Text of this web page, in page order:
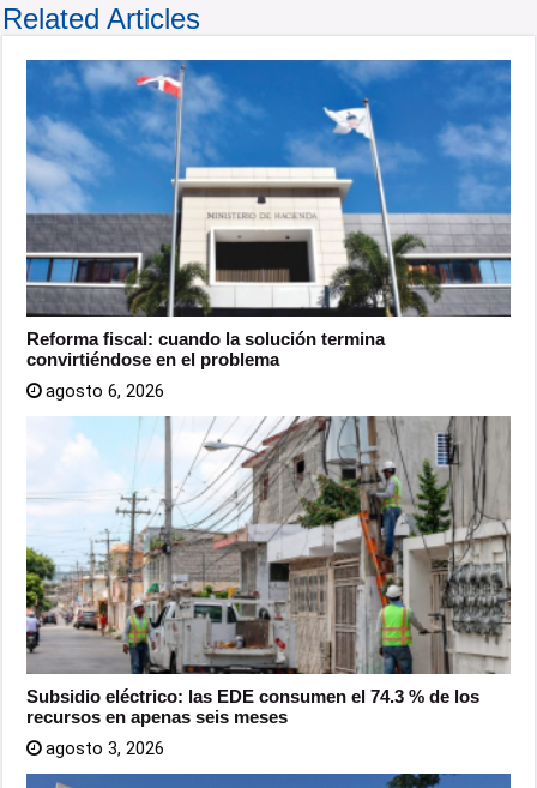
Related Articles
Reforma fiscal: cuando la solución termina
convirtiéndose en el problema
agosto 6, 2026
Subsidio eléctrico: las EDE consumen el 74.3 % de los
recursos en apenas seis meses
agosto 3, 2026